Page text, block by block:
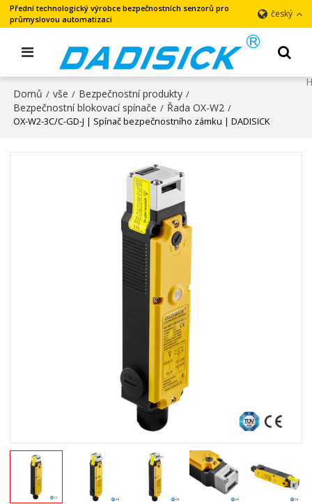
Přední technologický výrobce bezpečnostních senzorů pro
průmyslovou automatizaci
český
Domů / vše / Bezpečnostní produkty /
Bezpečnostní blokovací spínače / Řada OX-W2 /
OX-W2-3C/C-GD-J | Spínač bezpečnostního zámku | DADISICK